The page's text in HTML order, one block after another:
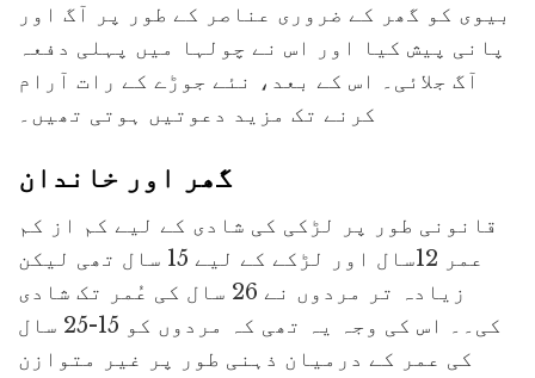
بیوی کو گھر کے ضروری عناصر کے طور پر آگ اور
پانی پیش کیا اور اس نے چولہا میں پہلی دفعہ
آگ جلائی۔ اس کے بعد، نئے جوڑے کے رات آرام
کرنے تک مزید دعوتیں ہوتی تھیں۔
گھر اور خاندان
قانونی طور پر لڑکی کی شادی کے لیے کم از کم
عمر 12سال اور لڑکے کے لیے 15 سال تھی لیکن
زیادہ تر مردوں نے 26 سال کی عُمر تک شادی
کی۔۔ اس کی وجہ یہ تھی کہ مردوں کو 15-25 سال
کی عمر کے درمیان ذہنی طور پر غیر متوازن